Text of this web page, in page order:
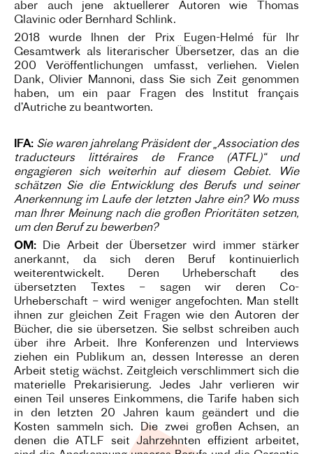
aber auch jene aktuellerer Autoren wie Thomas
Glavinic oder Bernhard Schlink.
2018 wurde Ihnen der Prix Eugen-Helmé für Ihr
Gesamtwerk als literarischer Übersetzer, das an die
200 Veröffentlichungen umfasst, verliehen. Vielen
Dank, Olivier Mannoni, dass Sie sich Zeit genommen
haben, um ein paar Fragen des Institut français
d’Autriche zu beantworten.
IFA: Sie waren jahrelang Präsident der „Association des
traducteurs littéraires de France (ATFL)“ und
engagieren sich weiterhin auf diesem Gebiet. Wie
schätzen Sie die Entwicklung des Berufs und seiner
Anerkennung im Laufe der letzten Jahre ein? Wo muss
man Ihrer Meinung nach die großen Prioritäten setzen,
um den Beruf zu bewerben?
OM: Die Arbeit der Übersetzer wird immer stärker
anerkannt, da sich deren Beruf kontinuierlich
weiterentwickelt. Deren Urheberschaft des
übersetzten Textes – sagen wir deren Co-
Urheberschaft – wird weniger angefochten. Man stellt
ihnen zur gleichen Zeit Fragen wie den Autoren der
Bücher, die sie übersetzen. Sie selbst schreiben auch
über ihre Arbeit. Ihre Konferenzen und Interviews
ziehen ein Publikum an, dessen Interesse an deren
Arbeit stetig wächst. Zeitgleich verschlimmert sich die
materielle Prekarisierung. Jedes Jahr verlieren wir
einen Teil unseres Einkommens, die Tarife haben sich
in den letzten 20 Jahren kaum geändert und die
Kosten sammeln sich. Die zwei großen Achsen, an
denen die ATLF seit Jahrzehnten effizient arbeitet,